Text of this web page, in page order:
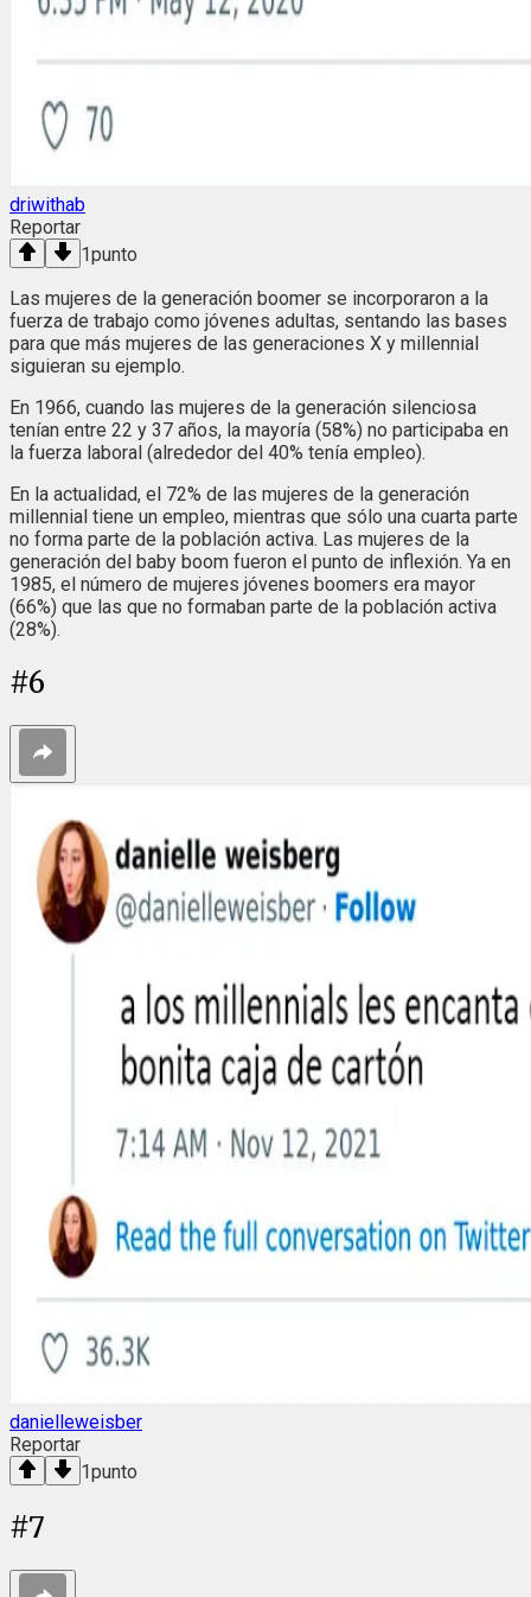
driwithab
Reportar
1punto
Las mujeres de la generación boomer se incorporaron a la
fuerza de trabajo como jóvenes adultas, sentando las bases
para que más mujeres de las generaciones X y millennial
siguieran su ejemplo.
En 1966, cuando las mujeres de la generación silenciosa
tenían entre 22 y 37 años, la mayoría (58%) no participaba en
la fuerza laboral (alrededor del 40% tenía empleo).
En la actualidad, el 72% de las mujeres de la generación
millennial tiene un empleo, mientras que sólo una cuarta parte
no forma parte de la población activa. Las mujeres de la
generación del baby boom fueron el punto de inflexión. Ya en
1985, el número de mujeres jóvenes boomers era mayor
(66%) que las que no formaban parte de la población activa
(28%).
#6
danielleweisber
Reportar
1punto
#7